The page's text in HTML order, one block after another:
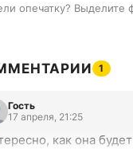
опечатку?
1
Гость
17 апреля, 21:25
как она